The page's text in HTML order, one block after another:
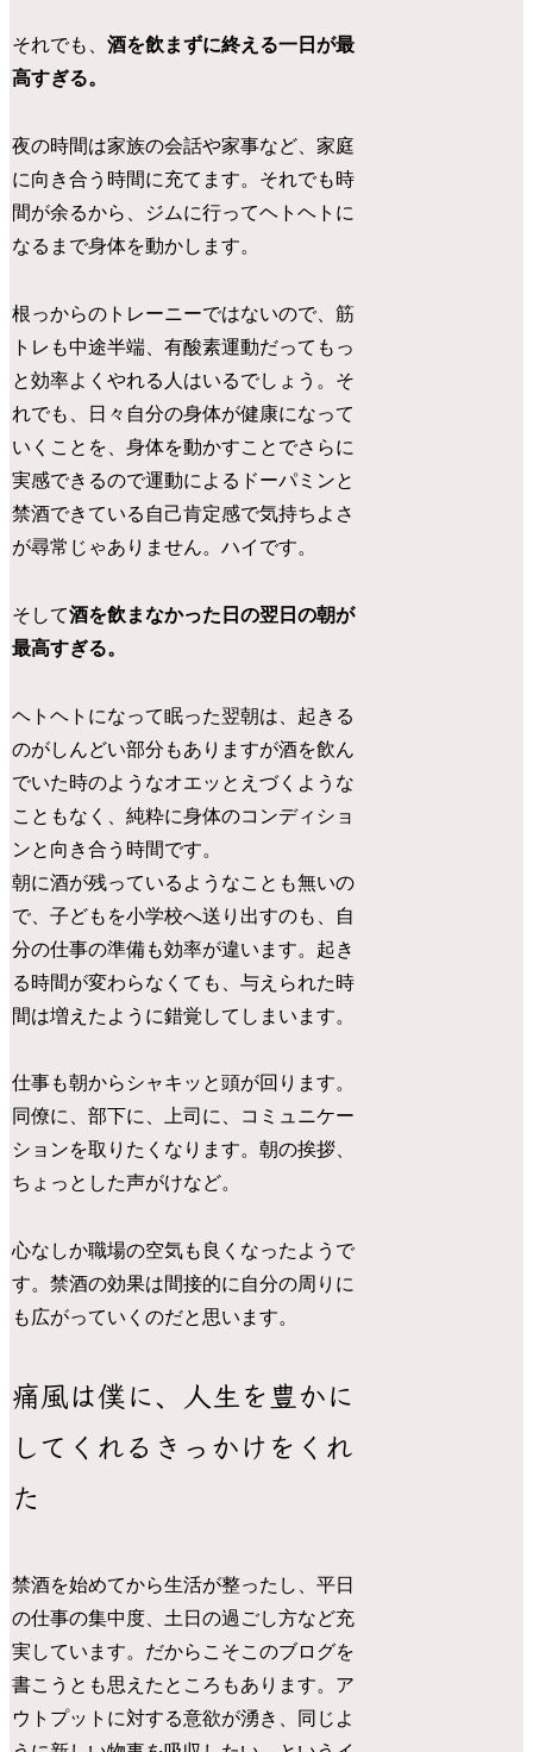
それでも、酒を飲まずに終える一日が最
高すぎる。
夜の時間は家族の会話や家事など、家庭
に向き合う時間に充てます。それでも時
間が余るから、ジムに行ってヘトヘトに
なるまで身体を動かします。
根っからのトレーニーではないので、筋
トレも中途半端、有酸素運動だってもっ
と効率よくやれる人はいるでしょう。そ
れでも、日々自分の身体が健康になって
いくことを、身体を動かすことでさらに
実感できるので運動によるドーパミンと
禁酒できている自己肯定感で気持ちよさ
が尋常じゃありません。ハイです。
そして酒を飲まなかった日の翌日の朝が
最高すぎる。
ヘトヘトになって眠った翌朝は、起きる
のがしんどい部分もありますが酒を飲ん
でいた時のようなオエッとえづくような
こともなく、純粋に身体のコンディショ
ンと向き合う時間です。
朝に酒が残っているようなことも無いの
で、子どもを小学校へ送り出すのも、自
分の仕事の準備も効率が違います。起き
る時間が変わらなくても、与えられた時
間は増えたように錯覚してしまいます。
仕事も朝からシャキッと頭が回ります。
同僚に、部下に、上司に、コミュニケー
ションを取りたくなります。朝の挨拶、
ちょっとした声がけなど。
心なしか職場の空気も良くなったようで
す。禁酒の効果は間接的に自分の周りに
も広がっていくのだと思います。
痛風は僕に、人生を豊かに
してくれるきっかけをくれ
た
禁酒を始めてから生活が整ったし、平日
の仕事の集中度、土日の過ごし方など充
実しています。だからこそこのブログを
書こうとも思えたところもあります。ア
ウトプットに対する意欲が湧き、同じよ